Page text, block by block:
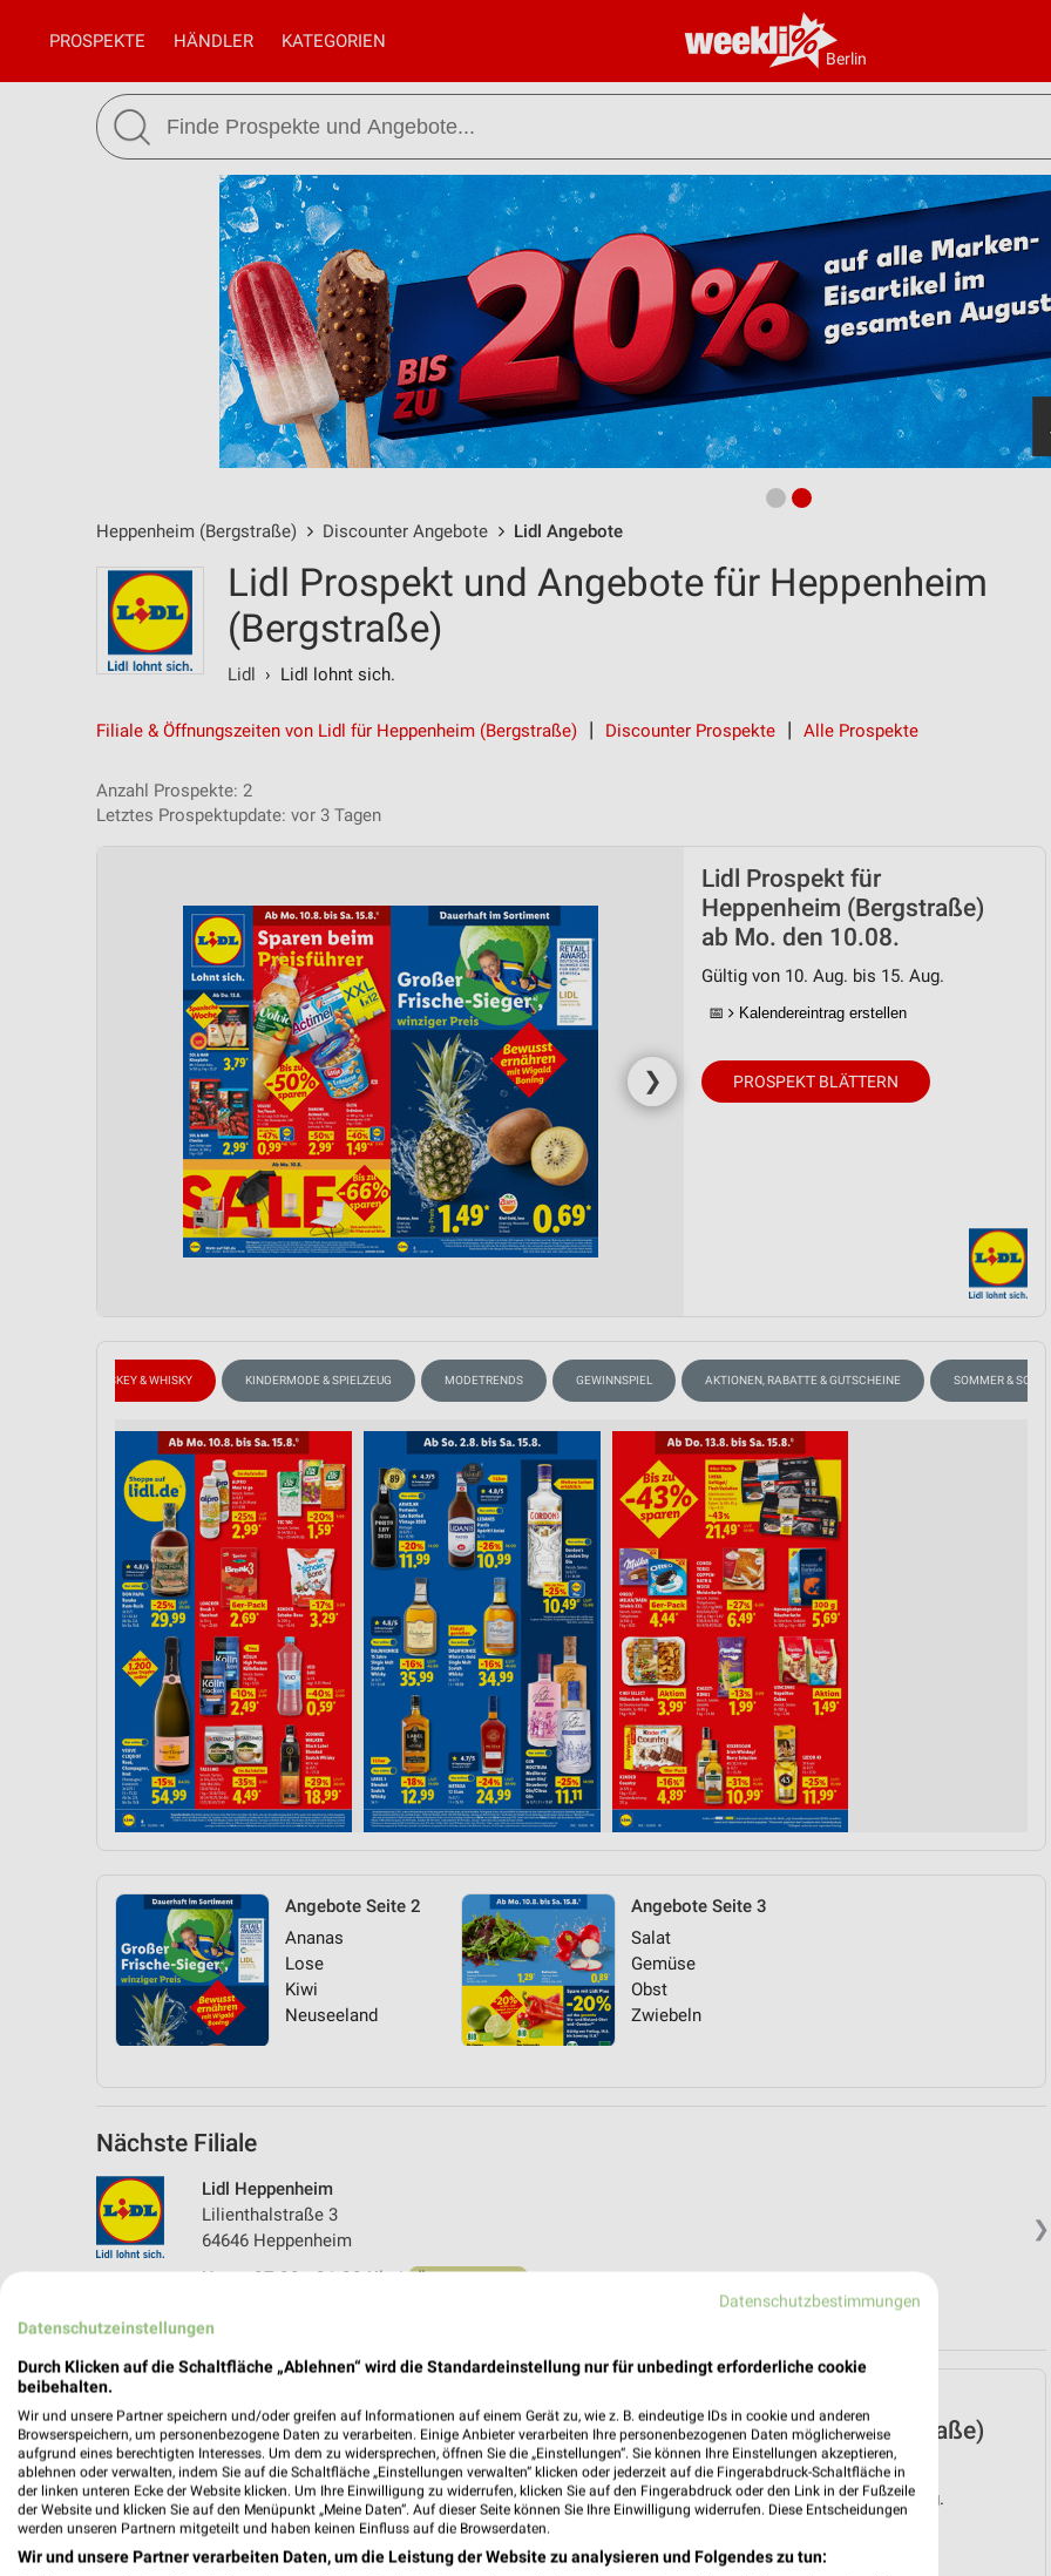
Berlin
PROSPEKTE HÄNDLER KATEGORIEN
Heppenheim (Bergstraße) Discounter Angebote Lidl Angebote
Lidl Prospekt und Angebote für Heppenheim
(Bergstraße)
Lidl › Lidl lohnt sich.
Filiale & Öffnungszeiten von Lidl für Heppenheim (Bergstraße) Discounter Prospekte Alle Prospekte
Anzahl Prospekte: 2
Letztes Prospektupdate: vor 3 Tagen
❯
Lidl Prospekt für
Heppenheim (Bergstraße)
ab Mo. den 10.08.
Gültig von 10. Aug. bis 15. Aug.
📅 Kalendereintrag erstellen
PROSPEKT BLÄTTERN
WHISKEY & WHISKY KINDERMODE & SPIELZEUG MODETRENDS GEWINNSPIEL AKTIONEN, RABATTE & GUTSCHEINE SOMMER & SONNE
Angebote Seite 2
Ananas
Lose
Kiwi
Neuseeland
Angebote Seite 3
Salat
Gemüse
Obst
Zwiebeln
Nächste Filiale
❯
Lidl Heppenheim
Lilienthalstraße 3
64646 Heppenheim
Heute 07:00 - 21:00 Uhr | Öffnet in 4 Min.
Heppenheim (Bergstraße)
ab Mo. den 03.08.
Gültig von 03. Aug. bis 08. Aug.
Datenschutzbestimmungen
Datenschutzeinstellungen
Durch Klicken auf die Schaltfläche „Ablehnen“ wird die Standardeinstellung nur für unbedingt erforderliche cookie
beibehalten.
Wir und unsere Partner speichern und/oder greifen auf Informationen auf einem Gerät zu, wie z. B. eindeutige IDs in cookie und anderen
Browserspeichern, um personenbezogene Daten zu verarbeiten. Einige Anbieter verarbeiten Ihre personenbezogenen Daten möglicherweise
aufgrund eines berechtigten Interesses. Um dem zu widersprechen, öffnen Sie die „Einstellungen“. Sie können Ihre Einstellungen akzeptieren,
ablehnen oder verwalten, indem Sie auf die Schaltfläche „Einstellungen verwalten“ klicken oder jederzeit auf die Fingerabdruck-Schaltfläche in
der linken unteren Ecke der Website klicken. Um Ihre Einwilligung zu widerrufen, klicken Sie auf den Fingerabdruck oder den Link in der Fußzeile
der Website und klicken Sie auf den Menüpunkt „Meine Daten“. Auf dieser Seite können Sie Ihre Einwilligung widerrufen. Diese Entscheidungen
werden unseren Partnern mitgeteilt und haben keinen Einfluss auf die Browserdaten.
Wir und unsere Partner verarbeiten Daten, um die Leistung der Website zu analysieren und Folgendes zu tun: